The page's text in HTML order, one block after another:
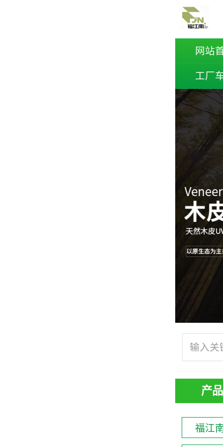
网站
工厂
产
福江